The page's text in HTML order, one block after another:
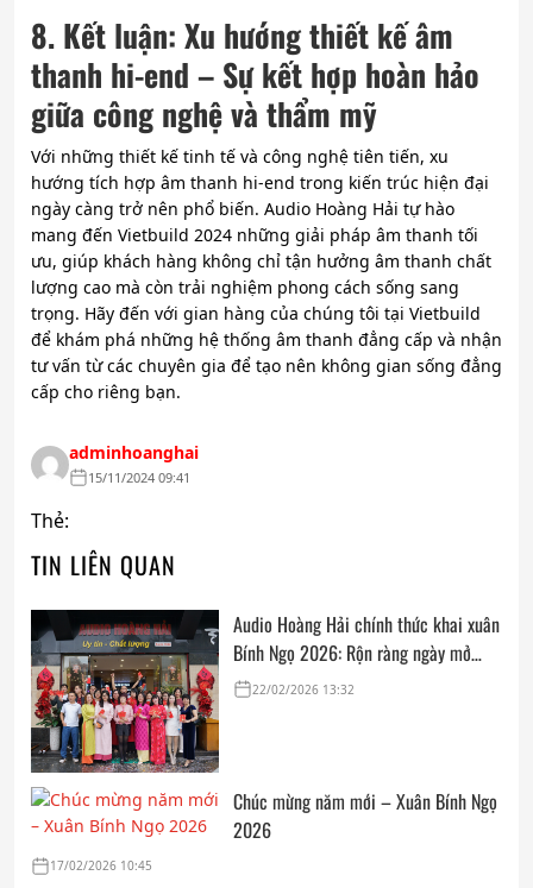
8. Kết luận: Xu hướng thiết kế âm
thanh hi-end – Sự kết hợp hoàn hảo
giữa công nghệ và thẩm mỹ
Với những thiết kế tinh tế và công nghệ tiên tiến, xu
hướng tích hợp âm thanh hi-end trong kiến trúc hiện đại
ngày càng trở nên phổ biến. Audio Hoàng Hải tự hào
mang đến Vietbuild 2024 những giải pháp âm thanh tối
ưu, giúp khách hàng không chỉ tận hưởng âm thanh chất
lượng cao mà còn trải nghiệm phong cách sống sang
trọng. Hãy đến với gian hàng của chúng tôi tại Vietbuild
để khám phá những hệ thống âm thanh đẳng cấp và nhận
tư vấn từ các chuyên gia để tạo nên không gian sống đẳng
cấp cho riêng bạn.
adminhoanghai
15/11/2024 09:41
Thẻ:
TIN LIÊN QUAN
Audio Hoàng Hải chính thức khai xuân
Bính Ngọ 2026: Rộn ràng ngày mở
cửa, trọn vẹn lời chúc đầu năm
22/02/2026 13:32
Chúc mừng năm mới – Xuân Bính Ngọ
2026
17/02/2026 10:45